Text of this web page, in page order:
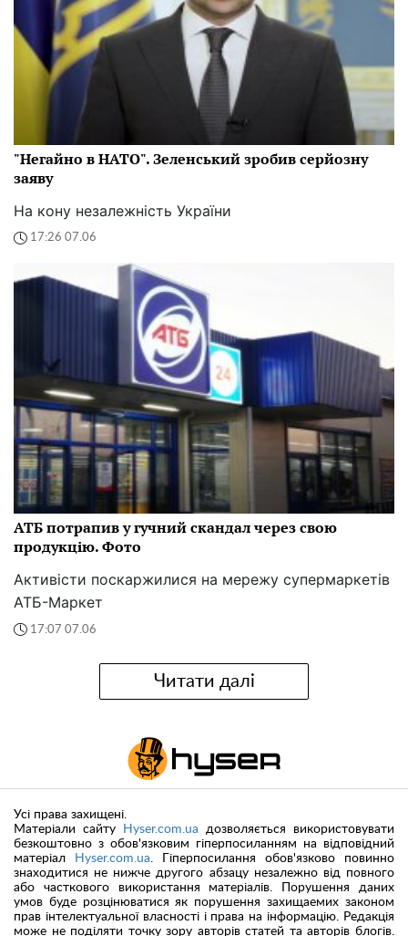
"Негайно в НАТО". Зеленський зробив серйозну
заяву
На кону незалежність України
17:26 07.06
АТБ потрапив у гучний скандал через свою
продукцію. Фото
Активісти поскаржилися на мережу супермаркетів
АТБ-Маркет
17:07 07.06
Читати далі
Усі права захищені.
Матеріали сайту
Hyser.com.ua дозволяється використовувати
безкоштовно з обов'язковим гіперпосиланням на відповідний
матеріал
Hyser.com.ua. Гіперпосилання обов'язково повинно
знаходитися не нижче другого абзацу незалежно від повного
або часткового використання матеріалів. Порушення даних
умов буде розцінюватися як порушення захищаемих законом
прав інтелектуальної власності і права на інформацію. Редакція
може не поділяти точку зору авторів статей та авторів блогів.